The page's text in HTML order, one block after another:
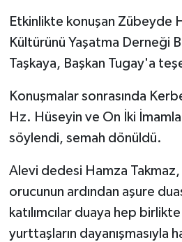
Etkinlikte konuşan Zübeyde
Kültürünü Yaşatma Derneği
Taşkaya, Başkan Tugay'a
Konuşmalar sonrasında
Hz. Hüseyin ve On İki
söylendi, semah dönüldü.
Alevi dedesi Hamza Takmaz,
orucunun ardından aşure
katılımcılar duaya hep
yurttaşların dayanışmasıyla